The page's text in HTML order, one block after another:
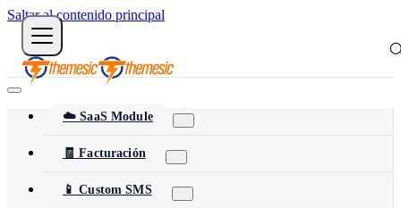
Saltar al contenido principal
☁️ SaaS Module
🧾 Facturación
📱 Custom SMS